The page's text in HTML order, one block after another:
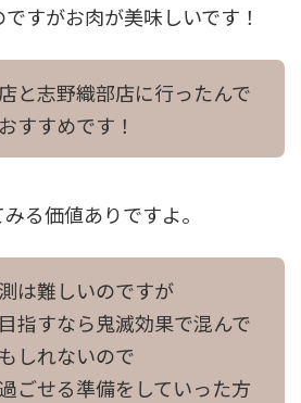
すがお肉が美味しいです！
と志野織部店に行ったんで
すすめです！
る価値ありですよ。
は難しいのですが
指すなら鬼滅効果で混んで
しれないので
ごせる準備をしていった方